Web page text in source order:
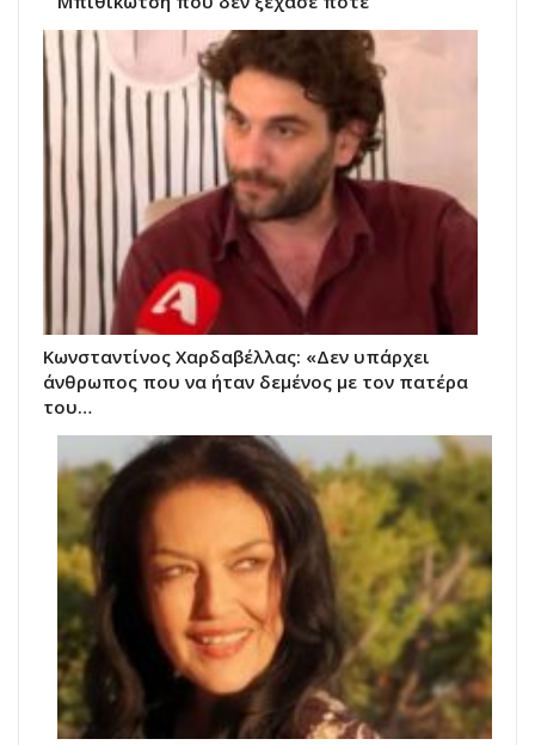
Κωνσταντίνος Χαρδαβέλλας: «Δεν υπάρχει
άνθρωπος που να ήταν δεμένος με τον πατέρα
του…